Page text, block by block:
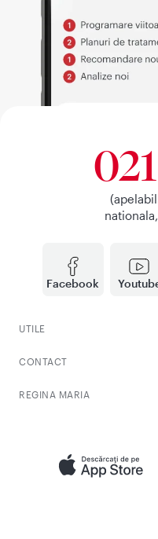
Facebook
UTILE
CONTACT
REGINA MARIA